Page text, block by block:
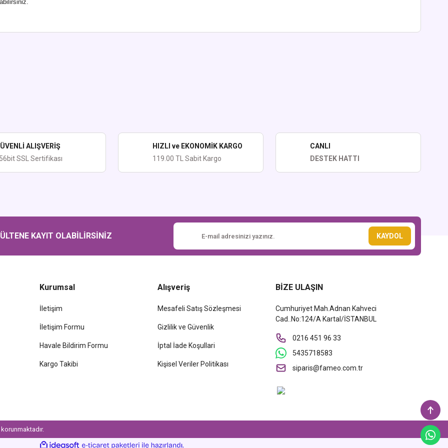
ALIŞVERİŞ
SSL Sertifikası
HIZLI ve EKONOMİK KARGO
119.00 TL Sabit Kargo
CANLI
DESTEK HATTI
KAYIT OLABİLİRSİNİZ KAYDOL
Kurumsal
İletişim
İletişim Formu
Havale Bildirim Formu
Kargo Takibi
Alışveriş
Mesafeli Satış Sözleşmesi
Gizlilik ve Güvenlik
İptal İade Koşullari
Kişisel Veriler Politikası
BİZE ULAŞIN
Cumhuriyet Mah.Adnan Kahveci
Cad..No:124/A Kartal/İSTANBUL
0216 451 96 33
5435718583
siparis@fameo.com.tr
ideasoft e-